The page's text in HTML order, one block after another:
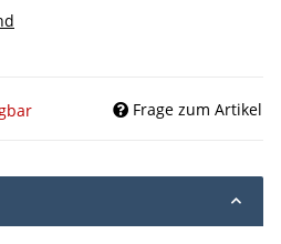
Frage zum Artikel